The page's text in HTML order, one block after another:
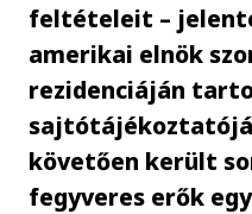
feltételeit –
amerikai elnök
rezidenciáján
követően került
fegyveres erők